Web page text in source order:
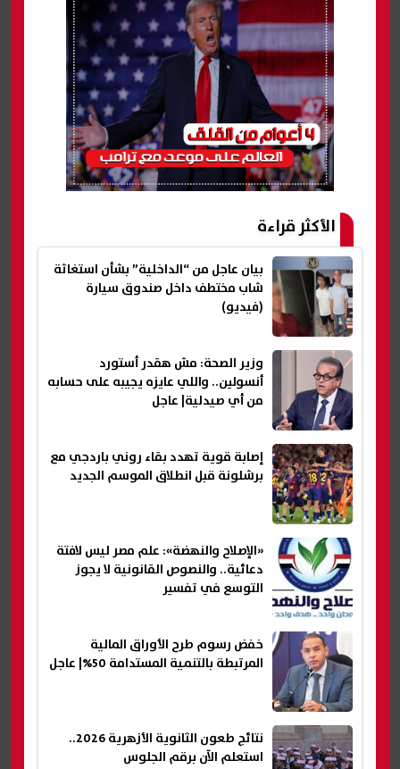
الأكثر قراءة
بيان عاجل من “الداخلية” بشأن استغاثة
شاب مختطف داخل صندوق سيارة
(فيديو)
وزير الصحة: مش هقدر أستورد
أنسولين.. واللي عايزه يجيبه على حسابه
من أي صيدلية| عاجل
إصابة قوية تهدد بقاء روني باردجي مع
برشلونة قبل انطلاق الموسم الجديد
«الإصلاح والنهضة»: علم مصر ليس لافتة
دعائية.. والنصوص القانونية لا يجوز
التوسع في تفسير
خفض رسوم طرح الأوراق المالية
المرتبطة بالتنمية المستدامة 50%| عاجل
نتائج طعون الثانوية الأزهرية 2026..
استعلم الآن برقم الجلوس